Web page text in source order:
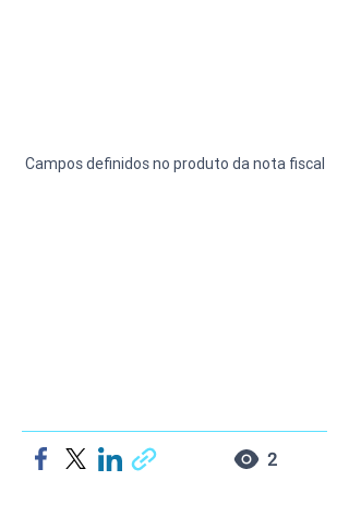
Campos definidos no produto da nota fiscal
2